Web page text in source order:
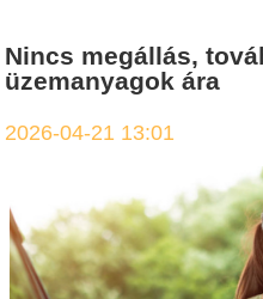
Nincs megállás,
üzemanyagok ára
2026-04-21 13:01